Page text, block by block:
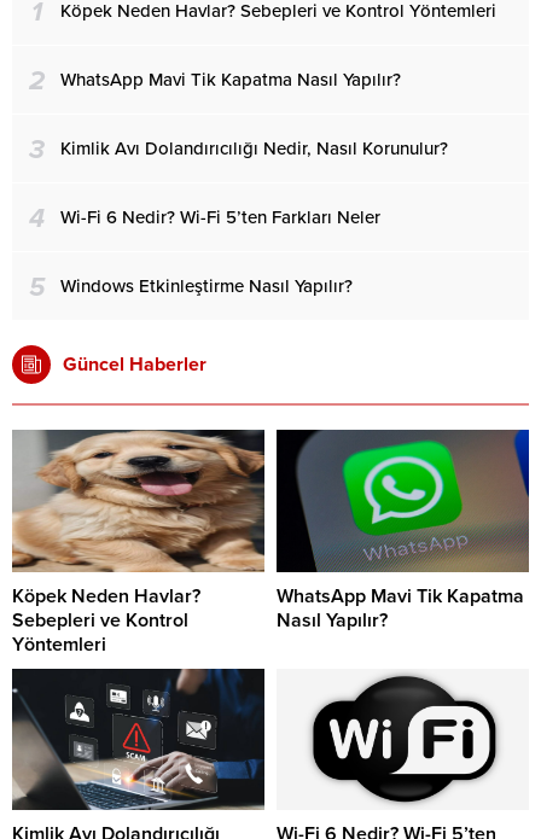
1 Köpek Neden Havlar? Sebepleri ve Kontrol Yöntemleri
2 WhatsApp Mavi Tik Kapatma Nasıl Yapılır?
3 Kimlik Avı Dolandırıcılığı Nedir, Nasıl Korunulur?
4 Wi-Fi 6 Nedir? Wi-Fi 5’ten Farkları Neler
5 Windows Etkinleştirme Nasıl Yapılır?
Güncel Haberler
Köpek Neden Havlar?
Sebepleri ve Kontrol
Yöntemleri
WhatsApp Mavi Tik Kapatma
Nasıl Yapılır?